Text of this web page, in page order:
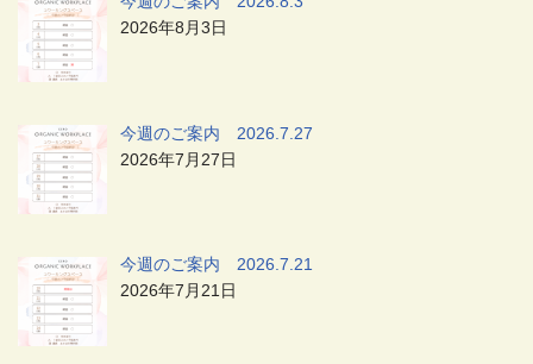
2026年8月3日
今週のご案内 2026.7.27
2026年7月27日
今週のご案内 2026.7.21
2026年7月21日